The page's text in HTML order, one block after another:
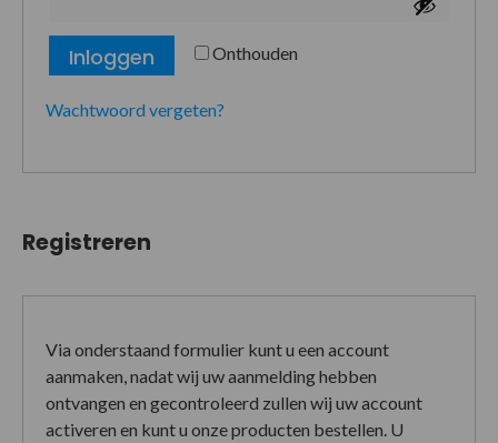
Onthouden
Inloggen
Wachtwoord vergeten?
Registreren
Via onderstaand formulier kunt u een account
aanmaken, nadat wij uw aanmelding hebben
ontvangen en gecontroleerd zullen wij uw account
activeren en kunt u onze producten bestellen. U